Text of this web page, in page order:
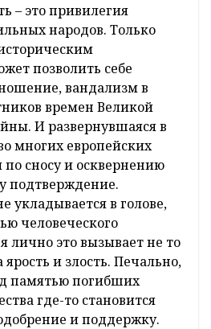
– это привилегия
народов. Только
позволить себе
вандализм в
времен Великой
И развернувшаяся в
многих европейских
сносу и осквернению
подтверждение.
укладывается в голове,
человеческого
лично это вызывает не то
и злость. Печально,
памятью погибших
где-то становится
и поддержку.